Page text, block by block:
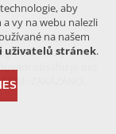
právem, které
z této podoby
-ZAKÁZÁNO.
aby
vy na webu nalezli
na našem
uživatelů stránek.